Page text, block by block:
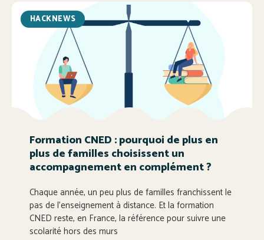
HACKNEWS
Formation CNED : pourquoi de plus en
plus de familles choisissent un
accompagnement en complément ?
Chaque année, un peu plus de familles franchissent le
pas de l’enseignement à distance. Et la formation
CNED reste, en France, la référence pour suivre une
scolarité hors des murs